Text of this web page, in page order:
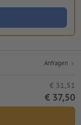
Anfragen
€ 31,51
€ 37,50